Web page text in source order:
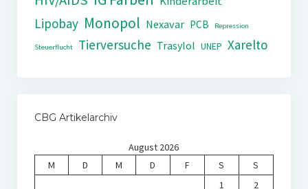
Lipobay Monopol Nexavar PCB Repression
Steuerflucht Tierversuche Trasylol UNEP Xarelto
CBG Artikelarchiv
August 2026
M
D M D F S
S
1
2